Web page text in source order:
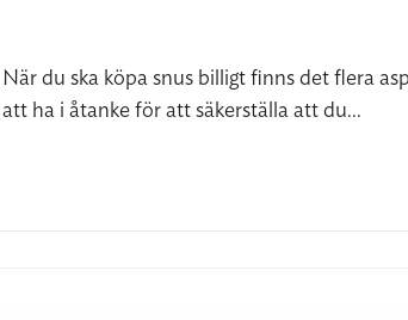
När du ska köpa snus billigt finns det flera
att ha i åtanke för att säkerställa att du...